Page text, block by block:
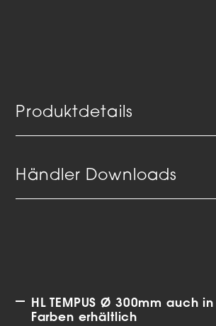
Produktdetails
Händler Downloads
HL TEMPUS Ø 300mm auch
Farben erhältlich